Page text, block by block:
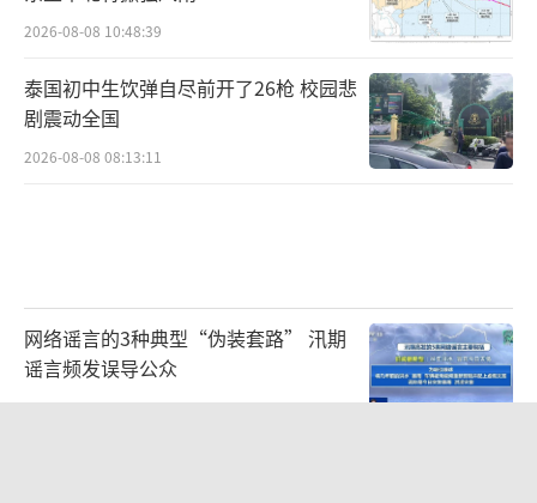
2026-08-08 10:48:39
泰国初中生饮弹自尽前开了26枪 校园悲
剧震动全国
2026-08-08 08:13:11
网络谣言的3种典型“伪装套路” 汛期
谣言频发误导公众
2026-08-08 10:47:53